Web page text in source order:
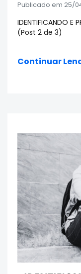
Publicado em 25/
IDENTIFICANDO E
(Post 2 de 3)
Continuar